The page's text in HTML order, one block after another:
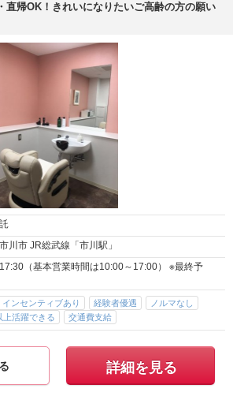
直帰OK！きれいになりたいご高齢の方の願い
川市 JR総武線「市川駅」
（基本営業時間は10:00～17:00） ※最終予
インセンティブあり 経験者優遇
ノルマなし
上活躍できる
交通費支給
詳細を見る